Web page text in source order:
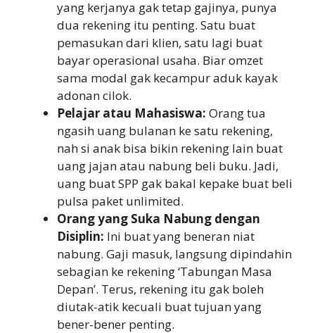
yang kerjanya gak tetap gajinya, punya
dua rekening itu penting. Satu buat
pemasukan dari klien, satu lagi buat
bayar operasional usaha. Biar omzet
sama modal gak kecampur aduk kayak
adonan cilok.
Pelajar atau Mahasiswa: Orang tua
ngasih uang bulanan ke satu rekening,
nah si anak bisa bikin rekening lain buat
uang jajan atau nabung beli buku. Jadi,
uang buat SPP gak bakal kepake buat beli
pulsa paket unlimited.
Orang yang Suka Nabung dengan
Disiplin: Ini buat yang beneran niat
nabung. Gaji masuk, langsung dipindahin
sebagian ke rekening ‘Tabungan Masa
Depan’. Terus, rekening itu gak boleh
diutak-atik kecuali buat tujuan yang
bener-bener penting.